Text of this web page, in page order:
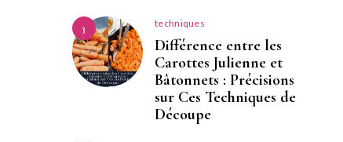
3 techniques
Différence entre les
Carottes Julienne et
Bâtonnets : Précisions
sur Ces Techniques de
Découpe